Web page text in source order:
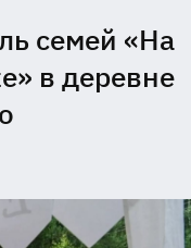
семей «На
в деревне